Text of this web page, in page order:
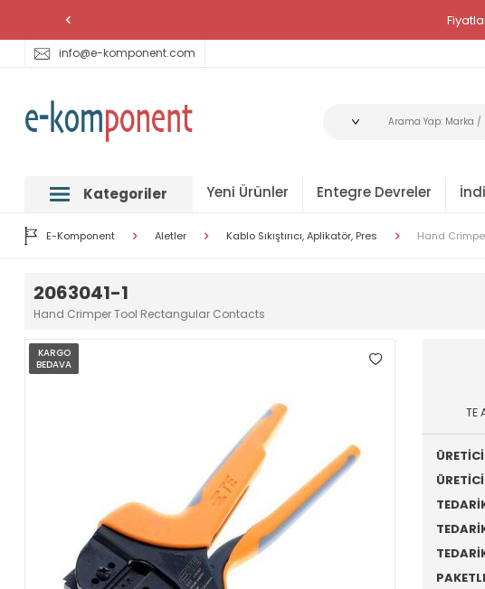
info@e-komponent.com
Kategoriler Yeni Ürünler Entegre Devreler
E-Komponent Aletler Kablo Sıkıştırıcı, Aplikatör, Pres Hand
2063041-1
Hand Crimper Tool Rectangular Contacts
KARGO
BEDAVA
TE
ÜRETİCİ